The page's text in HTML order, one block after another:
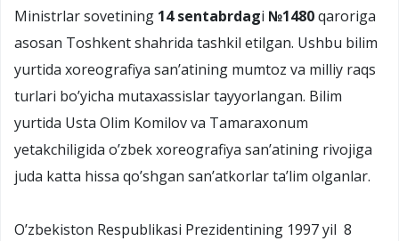
Ministrlar sovetining 14 sentabrdagi №1480qaroriga
asosan Toshkent shahrida tashkil etilgan. Ushbu bilim
yurtida xoreografiya san’atining mumtoz va milliy raqs
turlari bo’yicha mutaxassislar tayyorlangan. Bilim
yurtida Usta Olim Komilov va Tamaraxonum
yetakchiligida o’zbek xoreografiya san’atining rivojiga
juda katta hissa qo’shgan san’atkorlar ta’lim olganlar.
O’zbekiston Respublikasi Prezidentining 1997 yil 8